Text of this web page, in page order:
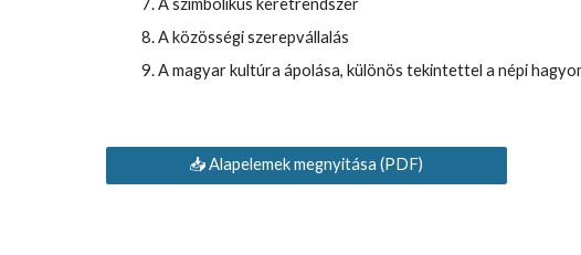
A közösségi szerepvállalás
A magyar kultúra ápolása, különös tekintettel a népi
📥 Alapelemek megnyitása (PDF)